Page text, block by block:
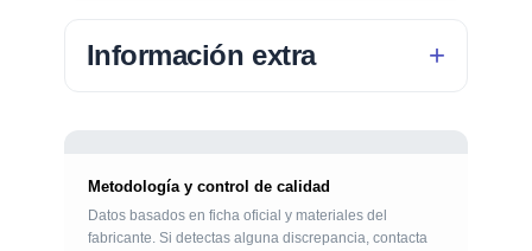
Información extra
Metodología y control de calidad
Datos basados en ficha oficial y materiales del
fabricante. Si detectas alguna discrepancia, contacta